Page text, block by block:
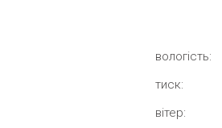
вологість:
тиск:
вітер: